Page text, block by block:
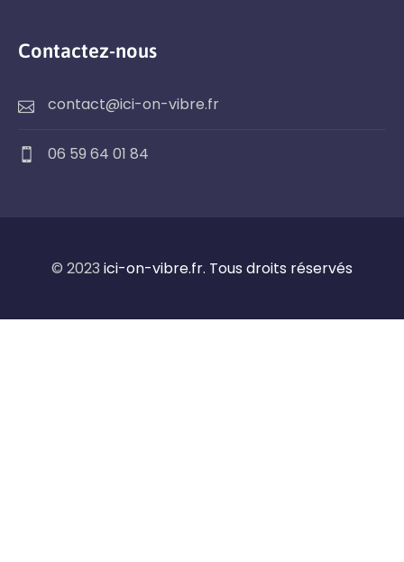
Contactez-nous
contact@ici-on-vibre.fr
06 59 64 01 84
© 2023 ici-on-vibre.fr. Tous droits réservés